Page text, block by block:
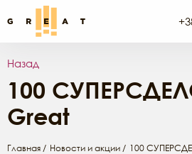
Назад
100
Great
Главная Новости и акции 100